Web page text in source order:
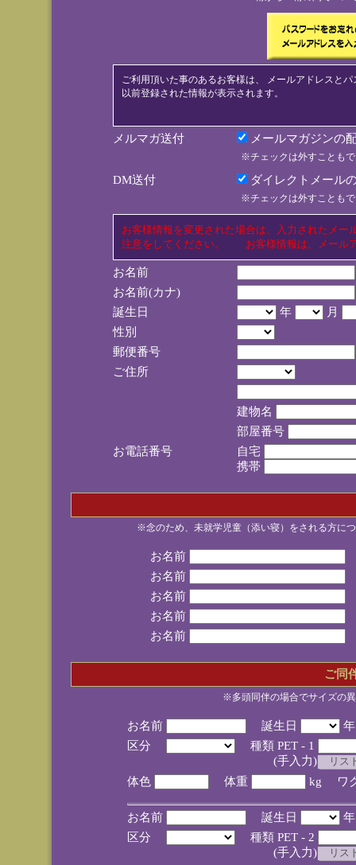
ご利用頂いた事のあるお客様は、 メールアドレスと
以前登録された情報が表示されます。
メルマガ送付 メールマガジンの
※チェックは外すことも
DM送付 ダイレクトメール
※チェックは外すことも
お客様情報を変更された場合は、入力されたメ
注意をしてください。 お客様情報は、メール
お名前
お名前(カナ)
誕生日
年
月
性別
郵便番号
ご住所
建物名
部屋番号
お電話番号
自宅
携帯
※念のため、未就学児童（添い寝）をされる方に
お名前
お名前
お名前
お名前
お名前
ご同
※多頭同伴の場合でサイズの
お名前 誕生日
区分
種類 PET - 1
(手入力)
体色
体重 kg ワ
お名前 誕生日
区分
種類 PET - 2
(手入力)